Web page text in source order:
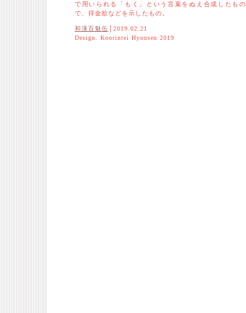
で用いられる「もく」という言葉をぬえ合成したもの
で、拝金欲などを示したもの。
和漢百魅缶 │2019.02.21
Design. Koorintei Hyousen 2019